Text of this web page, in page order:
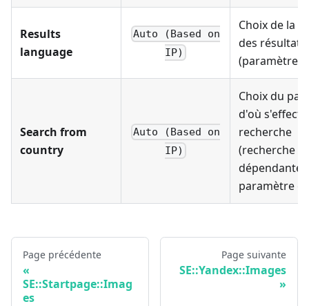
Results
language
Auto (Based on
IP)
Choix de la
des résultats
(paramètre
Search from
country
Auto (Based on
IP)
Choix du
d'où
recherche
(recherche
dépendante,
paramètre
Page précédente
SE::Startpage::Imag
es
Page suivante
SE::Yandex::Images